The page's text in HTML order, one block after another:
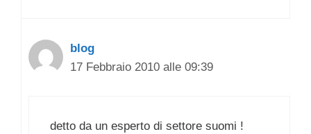
blog
17 Febbraio 2010 alle 09:39
detto da un esperto di settore suomi !